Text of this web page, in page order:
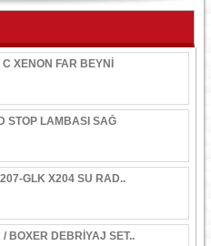
XENON FAR BEYNİ
STOP LAMBASI SAĞ
GLK X204 SU RAD..
BOXER DEBRİYAJ SET..